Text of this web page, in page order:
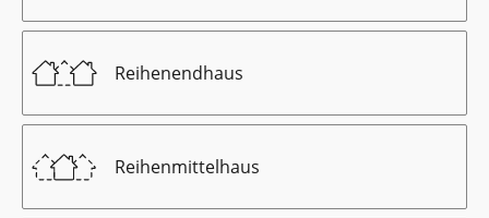
Reihenendhaus
Reihenmittelhaus